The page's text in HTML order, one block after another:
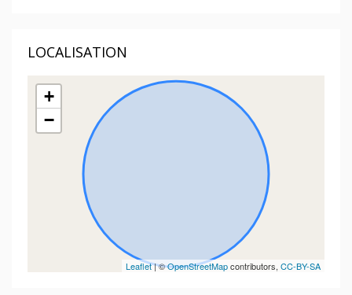
LOCALISATION
+
−
Leaflet| ©OpenStreetMapcontributors, CC-BY-SA